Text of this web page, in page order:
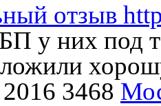
отзыв
у них под
3468